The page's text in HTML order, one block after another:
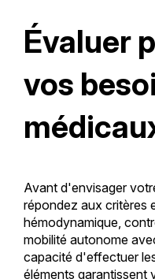
Évaluer
vos
Avant d'envisager
répondez aux critères
hémodynamique,
mobilité autonome
capacité d'effectuer
éléments garantissent